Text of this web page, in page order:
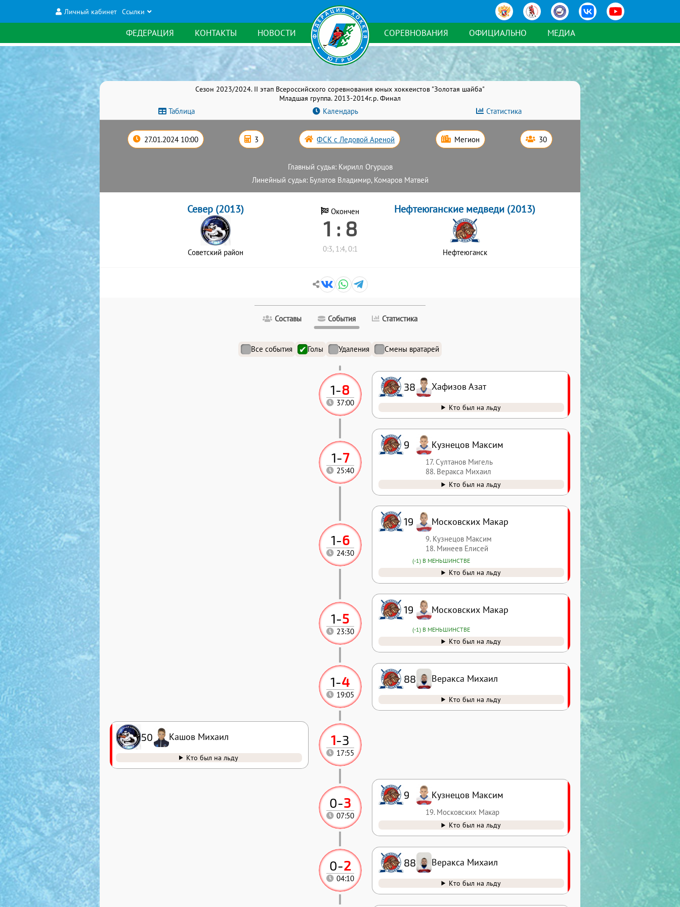
Личный кабинет Ссылки
ФЕДЕРАЦИЯ КОНТАКТЫ НОВОСТИ СОРЕВНОВАНИЯ ОФИЦИАЛЬНО МЕДИА
Сезон 2023/2024. II этап Всероссийского соревнования юных хоккеистов "Золотая шайба"
Младшая группа. 2013-2014г.р. Финал
Таблица Календарь Статистика
27.01.2024 10:00 3 ФСК с Ледовой Ареной Мегион 30
Главный судья: Кирилл Огурцов
Линейный судья: Булатов Владимир, Комаров Матвей
Север (2013)
Советский район
Окончен
1 : 8
0:3, 1:4, 0:1
Нефтеюганские медведи (2013)
Нефтеюганск
Составы События Статистика
Все события Голы Удаления Смены вратарей
0-2
04:10
88 Веракса Михаил
Кто был на льду
0-3
07:50
9 Кузнецов Максим
19. Московских Макар
Кто был на льду
1-3
17:55
50 Кашов Михаил
Кто был на льду
1-4
19:05
88 Веракса Михаил
Кто был на льду
1-5
23:30
19 Московских Макар
(-1) В МЕНЬШИНСТВЕ
Кто был на льду
1-6
24:30
19 Московских Макар
9. Кузнецов Максим
18. Минеев Елисей
(-1) В МЕНЬШИНСТВЕ
Кто был на льду
1-7
25:40
9 Кузнецов Максим
17. Султанов Мигель
88. Веракса Михаил
Кто был на льду
1-8
37:00
38 Хафизов Азат
Кто был на льду